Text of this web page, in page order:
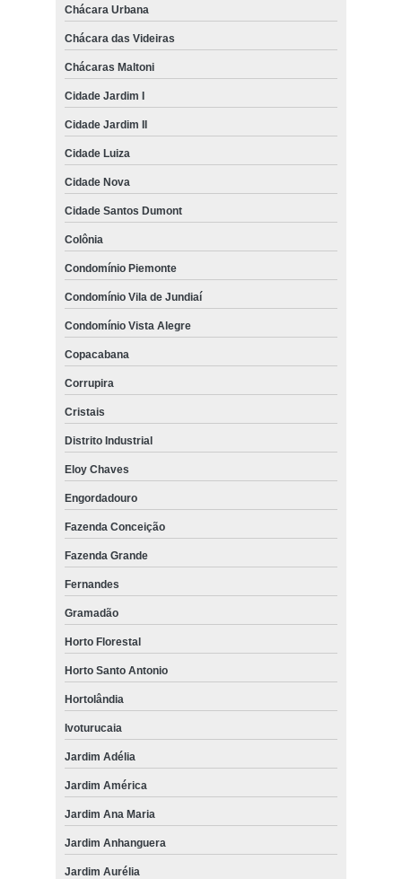
Chácara Urbana
Chácara das Videiras
Chácaras Maltoni
Cidade Jardim I
Cidade Jardim II
Cidade Luiza
Cidade Nova
Cidade Santos Dumont
Colônia
Condomínio Piemonte
Condomínio Vila de Jundiaí
Condomínio Vista Alegre
Copacabana
Corrupira
Cristais
Distrito Industrial
Eloy Chaves
Engordadouro
Fazenda Conceição
Fazenda Grande
Fernandes
Gramadão
Horto Florestal
Horto Santo Antonio
Hortolândia
Ivoturucaia
Jardim Adélia
Jardim América
Jardim Ana Maria
Jardim Anhanguera
Jardim Aurélia